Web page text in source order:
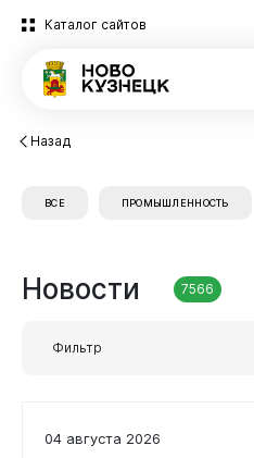
Каталог сайтов
Новости
Назад
Фильтр
Заголовок или часть текста
Новости 7566
ВСЕ ПРОМЫШЛЕННОСТЬ
04 августа 2026